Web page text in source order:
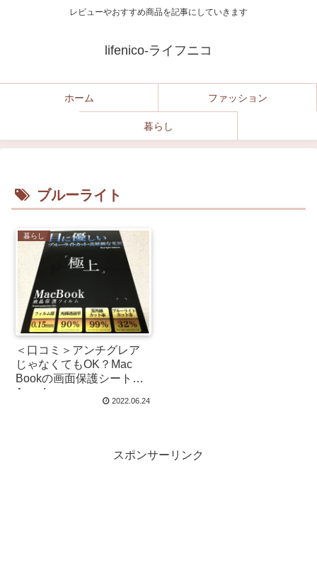
レビューやおすすめ商品を記事にしていきます
lifenico-ライフニコ
ホーム ファッション
暮らし
ブルーライト
暮らし
＜口コミ＞アンチグレア
じゃなくてもOK？Mac
Bookの画面保護シート
Agrado
2022.06.24
スポンサーリンク